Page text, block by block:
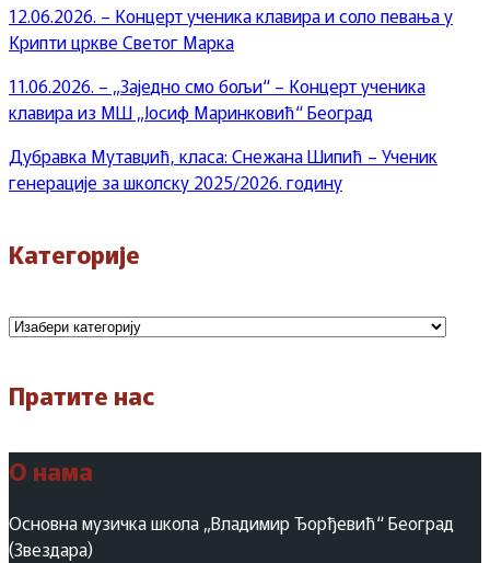
12.06.2026. – Концерт ученика клавира и соло певања у
Крипти цркве Светог Марка
11.06.2026. – „Заједно смо бољи“ – Концерт ученика
клавира из МШ „Јосиф Маринковић“ Београд
Дубравка Мутавџић, класа: Снежана Шипић – Ученик
генерације за школску 2025/2026. годину
Категорије
Категорије
Пратите нас
О нама
Основна музичка школа „Владимир Ђорђевић“ Београд
(Звездара)